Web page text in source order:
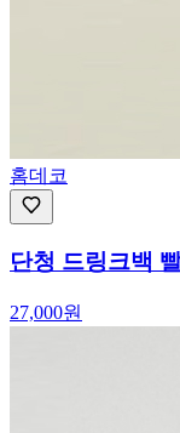
홈데코
단청 드링크백
27,000원